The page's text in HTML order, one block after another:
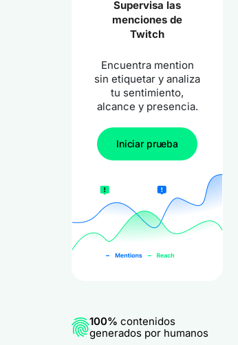
Supervisa las
menciones de
Twitch
Encuentra mention
sin etiquetar y analiza
tu sentimiento,
alcance y presencia.
Iniciar prueba
100% contenidos
generados por humanos